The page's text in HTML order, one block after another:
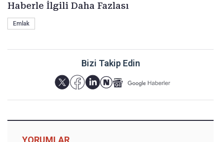
Haberle İlgili Daha Fazlası
Emlak
Bizi Takip Edin